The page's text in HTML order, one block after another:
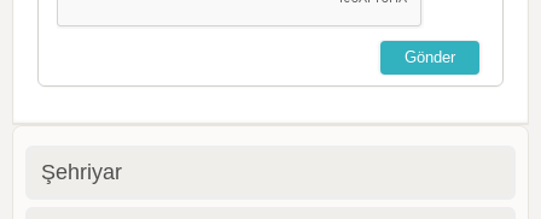
Şehriyar